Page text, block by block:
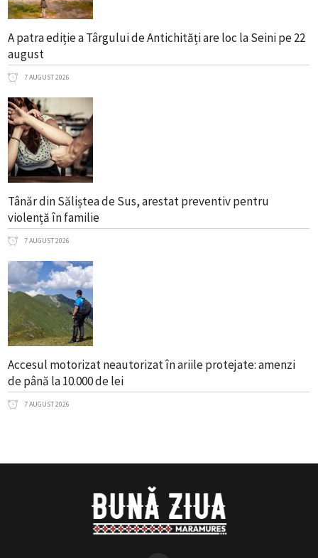
A patra ediție a Târgului de Antichități are loc la Seini pe 22
august
7 AUGUST 2026
Tânăr din Săliștea de Sus, arestat preventiv pentru
violență în familie
7 AUGUST 2026
Accesul motorizat neautorizat în ariile protejate: amenzi
de până la 10.000 de lei
7 AUGUST 2026